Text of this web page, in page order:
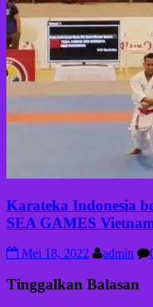
Karateka Indonesia
SEA GAMES
Mei 18, 2022 admin
Tinggalkan Balasan